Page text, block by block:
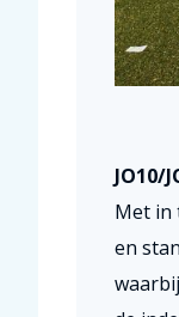
JO10/
Met in
en